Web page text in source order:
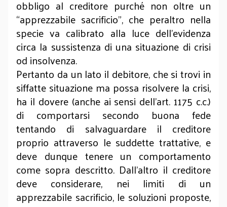
obbligo al creditore purché non oltre un
“apprezzabile sacrificio”, che peraltro nella
specie va calibrato alla luce dell’evidenza
circa la sussistenza di una situazione di crisi
od insolvenza.
Pertanto da un lato il debitore, che si trovi in
siffatte situazione ma possa risolvere la crisi,
ha il dovere (anche ai sensi dell’art. 1175 c.c.)
di comportarsi secondo buona fede
tentando di salvaguardare il creditore
proprio attraverso le suddette trattative, e
deve dunque tenere un comportamento
come sopra descritto. Dall’altro il creditore
deve considerare, nei limiti di un
apprezzabile sacrificio, le soluzioni proposte,